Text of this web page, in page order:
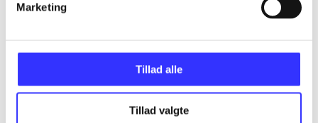
Marketing
Tillad alle
Tillad valgte
...